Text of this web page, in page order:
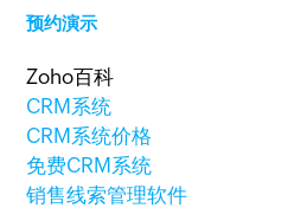
预约演示
Zoho百科
CRM系统
CRM系统价格
免费CRM系统
销售线索管理软件